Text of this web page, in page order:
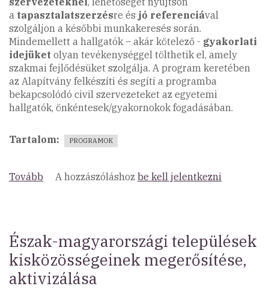
a tapasztalatszerzésre és jó referenciával
szolgáljon a későbbi munkakeresés során.
Mindemellett a hallgatók – akár kötelező - gyakorlati
idejüket olyan tevékenységgel tölthetik el, amely
szakmai fejlődésüket szolgálja. A program keretében
az Alapítvány felkészíti és segíti a programba
bekapcsolódó civil szervezeteket az egyetemi
hallgatók, önkéntesek/gyakornokok fogadásában.
Tartalom PROGRAMOK
Tovább (Önkéntes
2018)
A hozzászóláshoz be kell jelentkezni
Észak-magyarországi települések
kisközösségeinek megerősítése,
aktivizálása